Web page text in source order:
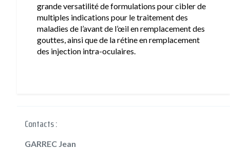
grande versatilité de formulations pour cibler de
multiples indications pour le traitement des
maladies de l’avant de l’œil en remplacement des
gouttes, ainsi que de la rétine en remplacement
des injection intra-oculaires.
Contacts :
GARREC Jean